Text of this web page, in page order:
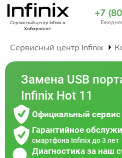
Сервисный центр Infinixв
Хабаровске
+7
Сервисный центр Infinix
Замена USB
Infinix Hot 11
Официальный сервис
Гарантийное
смартфона Infinix до 3 лет
Диагностика за наш